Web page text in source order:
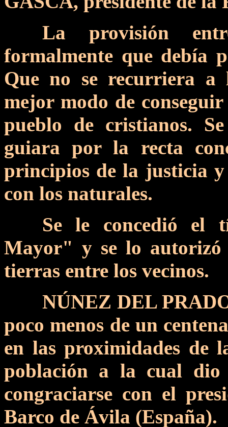
La provisión
formalmente que debía
Que no se recurriera
mejor modo de
pueblo de cristianos.
guiara por la recta
principios de la justicia
con los naturales.
Se le concedió el
Mayor" y se lo
tierras entre los vecinos.
NÚNEZ DEL
poco menos de un
en las proximidades de
población a la cual
congraciarse con el
Barco de Ávila (España).